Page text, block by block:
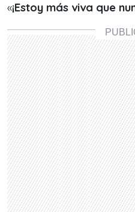
«¡Estoy más viva que